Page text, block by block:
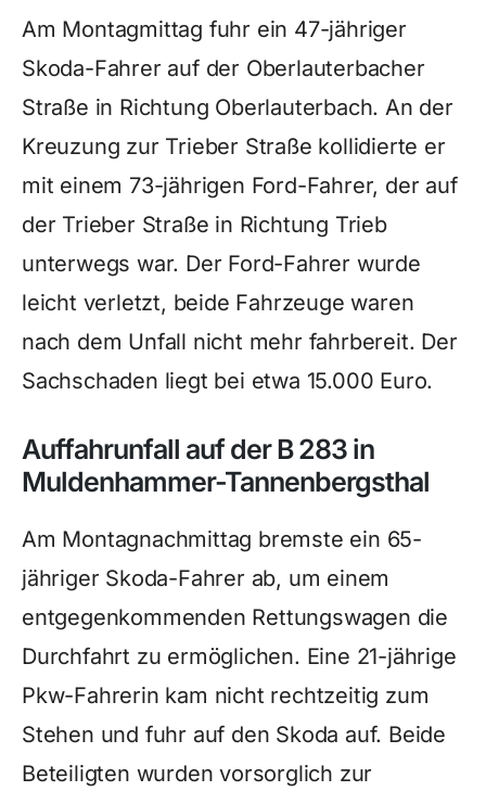
Am Montagmittag fuhr ein 47-jähriger
Skoda-Fahrer auf der Oberlauterbacher
Straße in Richtung Oberlauterbach. An der
Kreuzung zur Trieber Straße kollidierte er
mit einem 73-jährigen Ford-Fahrer, der auf
der Trieber Straße in Richtung Trieb
unterwegs war. Der Ford-Fahrer wurde
leicht verletzt, beide Fahrzeuge waren
nach dem Unfall nicht mehr fahrbereit. Der
Sachschaden liegt bei etwa 15.000 Euro.
Auffahrunfall auf der B 283 in
Muldenhammer-Tannenbergsthal
Am Montagnachmittag bremste ein 65-
jähriger Skoda-Fahrer ab, um einem
entgegenkommenden Rettungswagen die
Durchfahrt zu ermöglichen. Eine 21-jährige
Pkw-Fahrerin kam nicht rechtzeitig zum
Stehen und fuhr auf den Skoda auf. Beide
Beteiligten wurden vorsorglich zur